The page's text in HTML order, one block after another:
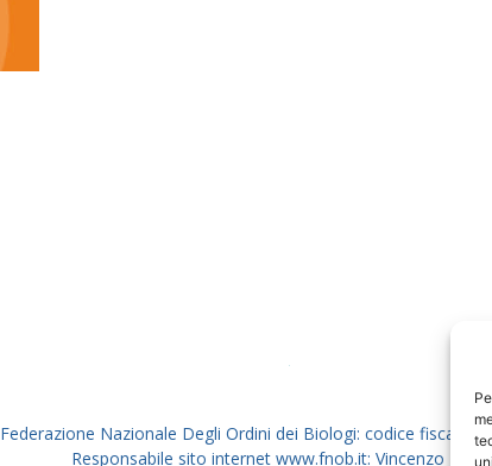
Federazione Nazionale Degli Ordini dei Biologi: codice fiscale
Responsabile sito internet www.fnob.it: Vincenzo